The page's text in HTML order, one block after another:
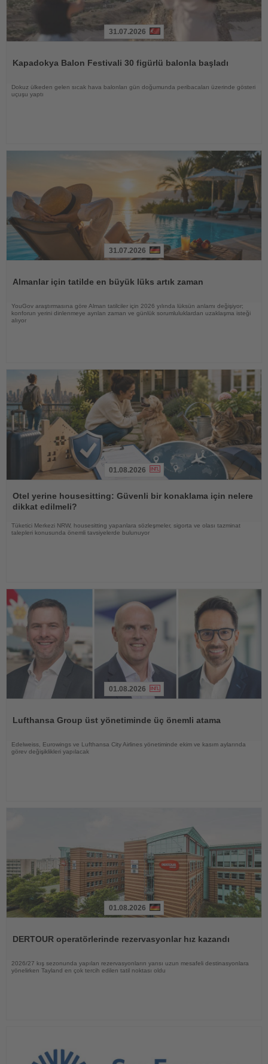
31.07.2026
Kapadokya Balon Festivali 30 figürlü balonla başladı
Dokuz ülkeden gelen sıcak hava balonları gün doğumunda peribacaları üzerinde gösteri
uçuşu yaptı
31.07.2026
Almanlar için tatilde en büyük lüks artık zaman
YouGov araştırmasına göre Alman tatilciler için 2026 yılında lüksün anlamı değişiyor;
konforun yerini dinlenmeye ayrılan zaman ve günlük sorumluluklardan uzaklaşma isteği
alıyor
Oku
01.08.2026
Otel yerine housesitting: Güvenli bir konaklama için nelere
dikkat edilmeli?
Tüketici Merkezi NRW, housesitting yapanlara sözleşmeler, sigorta ve olası tazminat
talepleri konusunda önemli tavsiyelerde bulunuyor
01.08.2026
Lufthansa Group üst yönetiminde üç önemli atama
Edelweiss, Eurowings ve Lufthansa City Airlines yönetiminde ekim ve kasım aylarında
görev değişiklikleri yapılacak
01.08.2026
DERTOUR operatörlerinde rezervasyonlar hız kazandı
2026/27 kış sezonunda yapılan rezervasyonların yarısı uzun mesafeli destinasyonlara
yönelirken Tayland en çok tercih edilen tatil noktası oldu